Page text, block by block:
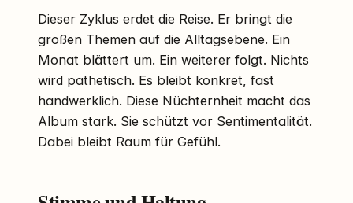
Dieser Zyklus erdet die Reise. Er bringt die
großen Themen auf die Alltagsebene. Ein
Monat blättert um. Ein weiterer folgt. Nichts
wird pathetisch. Es bleibt konkret, fast
handwerklich. Diese Nüchternheit macht das
Album stark. Sie schützt vor Sentimentalität.
Dabei bleibt Raum für Gefühl.